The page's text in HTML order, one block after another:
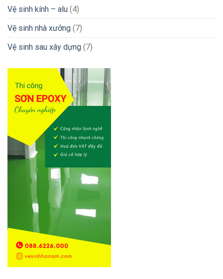
Vệ sinh kính – alu (4)
Vệ sinh nhà xưởng (7)
Vệ sinh sau xây dựng (7)